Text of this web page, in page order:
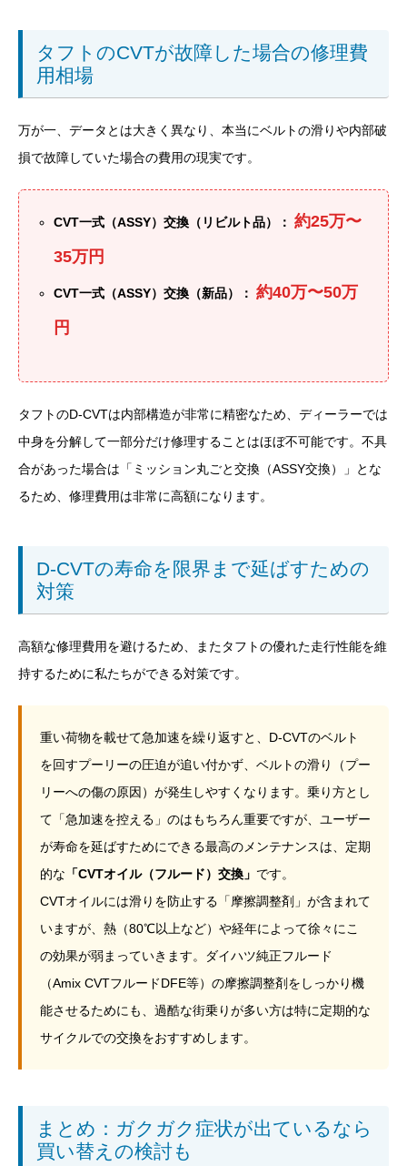
タフトのCVTが故障した場合の修理費
用相場
万が一、データとは大きく異なり、本当にベルトの滑りや内部破
損で故障していた場合の費用の現実です。
CVT一式（ASSY）交換（リビルト品）： 約25万〜
35万円
CVT一式（ASSY）交換（新品）： 約40万〜50万
円
タフトのD-CVTは内部構造が非常に精密なため、ディーラーでは
中身を分解して一部分だけ修理することはほぼ不可能です。不具
合があった場合は「ミッション丸ごと交換（ASSY交換）」とな
るため、修理費用は非常に高額になります。
D-CVTの寿命を限界まで延ばすための
対策
高額な修理費用を避けるため、またタフトの優れた走行性能を維
持するために私たちができる対策です。
重い荷物を載せて急加速を繰り返すと、D-CVTのベルト
を回すプーリーの圧迫が追い付かず、ベルトの滑り（プー
リーへの傷の原因）が発生しやすくなります。乗り方とし
て「急加速を控える」のはもちろん重要ですが、ユーザー
が寿命を延ばすためにできる最高のメンテナンスは、定期
的な 「CVTオイル（フルード）交換」 です。
CVTオイルには滑りを防止する「摩擦調整剤」が含まれて
いますが、熱（80℃以上など）や経年によって徐々にこ
の効果が弱まっていきます。ダイハツ純正フルード
（Amix CVTフルードDFE等）の摩擦調整剤をしっかり機
能させるためにも、過酷な街乗りが多い方は特に定期的な
サイクルでの交換をおすすめします。
まとめ：ガクガク症状が出ているなら
買い替えの検討も